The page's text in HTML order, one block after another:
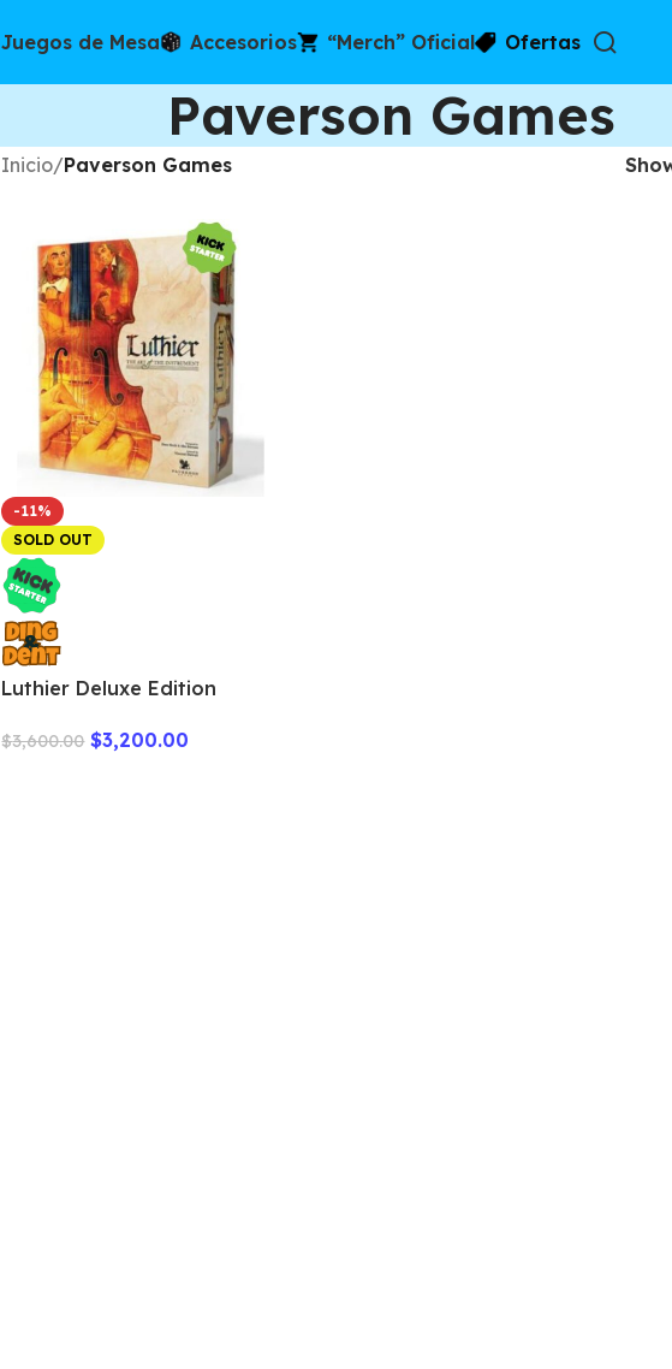
Juegos de Mesa Accesorios “Merch” Oficial Ofertas
Paverson Games
Inicio/Paverson Games
-11%
SOLD OUT
Luthier Deluxe Edition
$3,600.00 $3,200.00